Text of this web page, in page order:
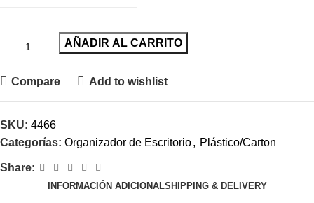
AÑADIR AL CARRITO
Compare Add to wishlist
SKU: 4466
Categorías: Organizador de Escritorio, Plástico/Carton
Share:
INFORMACIÓN ADICIONALSHIPPING & DELIVERY